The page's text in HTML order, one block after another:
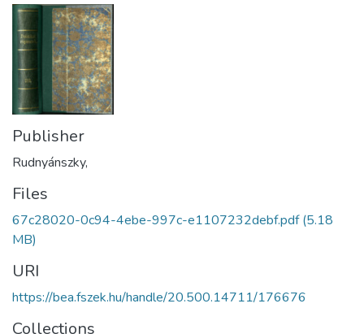
Publisher
Rudnyánszky,
Files
67c28020-0c94-4ebe-997c-e1107232debf.pdf(5.18
MB)
URI
https://bea.fszek.hu/handle/20.500.14711/176676
Collections